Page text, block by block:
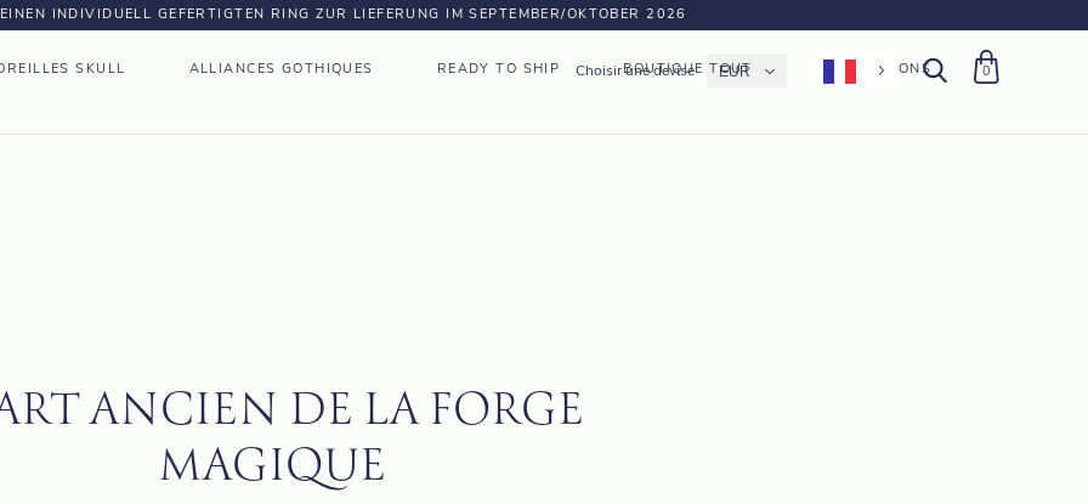
INDIVIDUELL GEFERTIGTEN RING ZUR LIEFERUNG IM SEPTEMBER/OKTOBER 2026
SKULL ALLIANCES GOTHIQUES READY TO SHIP BOUTIQUE TOUT FABRICATIONS 0
Choisir une devise
ANCIEN DE LA FORGE
MAGIQUE